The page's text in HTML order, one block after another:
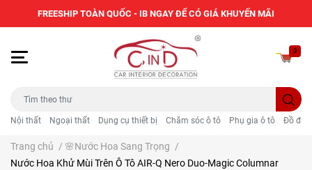
Nội thất Ngoại thất Dụng cụ thiết bị Chăm sóc ô tô Phụ gia ô tô Đồ
0
Trang chủ / 🌸Nước Hoa Sang Trọng /
Nước Hoa Khử Mùi Trên Ô Tô AIR-Q Nero Duo-Magic Columnar
FREESHIP TOÀN QUỐC - IB NGAY ĐỂ CÓ GIÁ KHUYẾN MÃI